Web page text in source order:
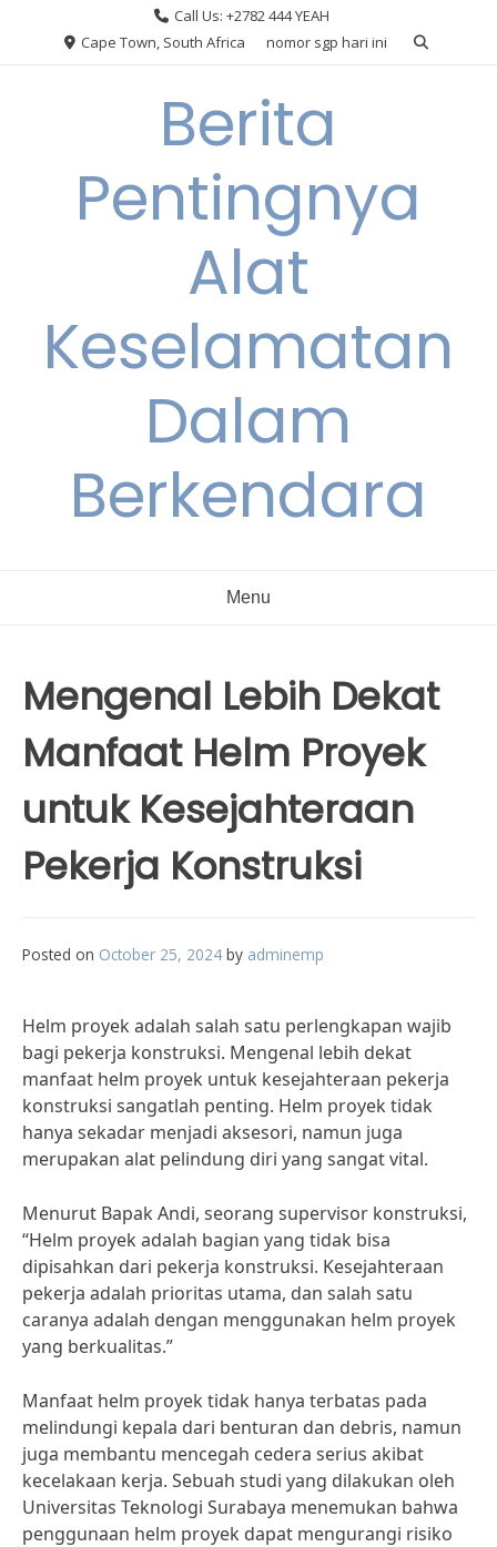
Call Us: +2782 444 YEAH
Cape Town, South Africa
nomor sgp hari ini
Berita
Pentingnya
Alat
Keselamatan
Dalam
Berkendara
Menu
Mengenal Lebih Dekat
Manfaat Helm Proyek
untuk Kesejahteraan
Pekerja Konstruksi
Posted on October 25, 2024 by adminemp
Helm proyek adalah salah satu perlengkapan wajib
bagi pekerja konstruksi. Mengenal lebih dekat
manfaat helm proyek untuk kesejahteraan pekerja
konstruksi sangatlah penting. Helm proyek tidak
hanya sekadar menjadi aksesori, namun juga
merupakan alat pelindung diri yang sangat vital.
Menurut Bapak Andi, seorang supervisor konstruksi,
“Helm proyek adalah bagian yang tidak bisa
dipisahkan dari pekerja konstruksi. Kesejahteraan
pekerja adalah prioritas utama, dan salah satu
caranya adalah dengan menggunakan helm proyek
yang berkualitas.”
Manfaat helm proyek tidak hanya terbatas pada
melindungi kepala dari benturan dan debris, namun
juga membantu mencegah cedera serius akibat
kecelakaan kerja. Sebuah studi yang dilakukan oleh
Universitas Teknologi Surabaya menemukan bahwa
penggunaan helm proyek dapat mengurangi risiko